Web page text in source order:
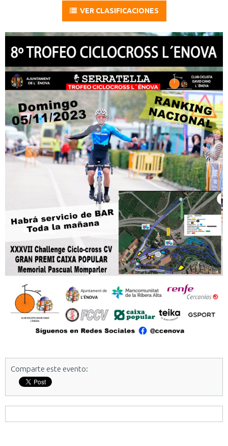
VER CLASIFICACIONES
Comparte este evento: